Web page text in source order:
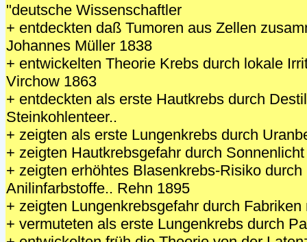
"deutsche Wissenschaftler
+ entdeckten daß Tumoren aus Zellen
Johannes Müller 1838
+ entwickelten Theorie Krebs durch lokale
Virchow 1863
+ entdeckten als erste Hautkrebs durch
Steinkohlenteer..
+ zeigten als erste Lungenkrebs durch
+ zeigten Hautkrebsgefahr durch
+ zeigten erhöhtes Blasenkrebs-Risiko
Anilinfarbstoffe.. Rehn 1895
+ zeigten Lungenkrebsgefahr durch Fabriken
+ vermuteten als erste Lungenkrebs durch